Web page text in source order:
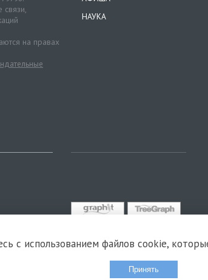
на правах
НАУКА
с использованием файлов cookie,
Принять